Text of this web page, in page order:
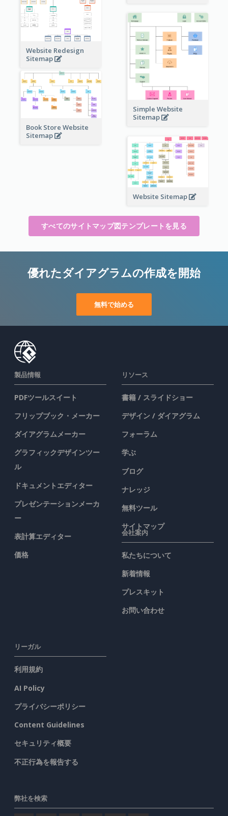
Website Redesign
Sitemap
Simple Website
Sitemap
Book Store Website
Sitemap
Website Sitemap
すべてのサイトマップ図テンプレートを見る
優れたダイアグラムの作成を開始
無料で始める
製品情報
PDFツールスイート
フリップブック・メーカー
ダイアグラムメーカー
グラフィックデザインツー
ル
ドキュメントエディター
プレゼンテーションメーカ
ー
表計算エディター
価格
リソース
書籍 / スライドショー
デザイン / ダイアグラム
フォーラム
学ぶ
ブログ
ナレッジ
無料ツール
サイトマップ
会社案内
私たちについて
新着情報
プレスキット
お問い合わせ
リーガル
利用規約
AI Policy
プライバシーポリシー
Content Guidelines
セキュリティ概要
不正行為を報告する
弊社を検索